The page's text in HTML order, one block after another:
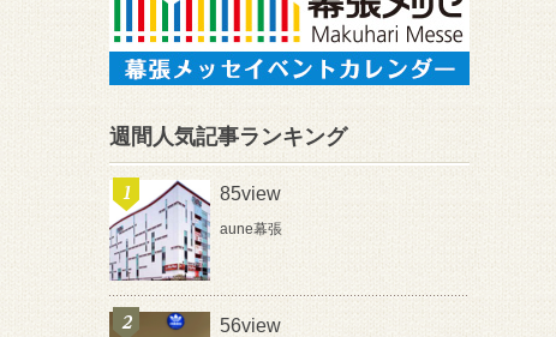
週間人気記事ランキング
85view
aune幕張
56view